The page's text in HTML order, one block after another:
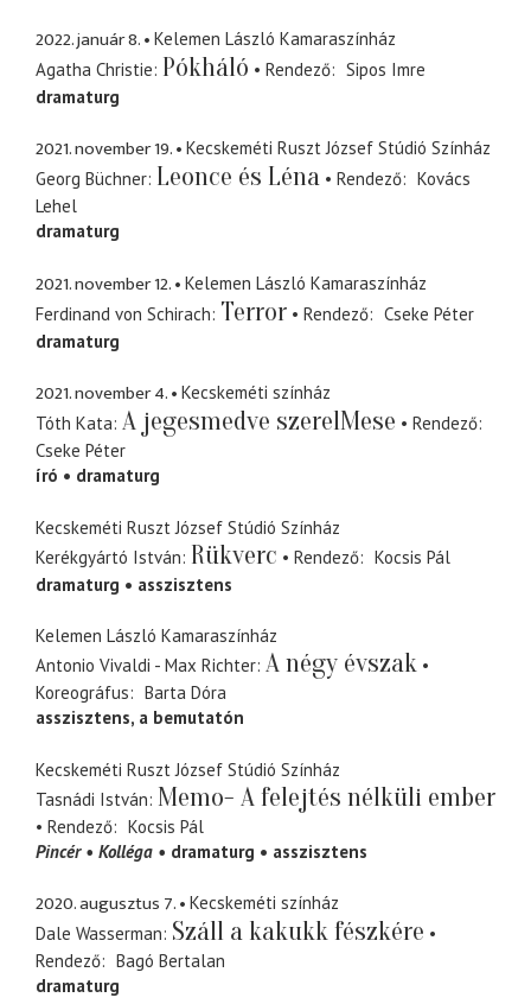
2022. január 8.
Kelemen László Kamaraszínház
Agatha Christie Pókháló Rendező
Sipos Imre
dramaturg
2021. november 19.
Kecskeméti Ruszt József Stúdió Színház
Georg Büchner Leonce és Léna Rendező
Kovács
Lehel
dramaturg
2021. november 12.
Kelemen László Kamaraszínház
Ferdinand von Schirach Terror Rendező
Cseke Péter
dramaturg
2021. november 4.
Kecskeméti színház
Tóth Kata A jegesmedve szerelMese
Rendező
Cseke Péter
író
dramaturg
Kecskeméti Ruszt József Stúdió Színház
Kerékgyártó István Rükverc Rendező
Kocsis Pál
dramaturg
asszisztens
Kelemen László Kamaraszínház
Antonio Vivaldi - Max Richter A négy évszak
Koreográfus
Barta Dóra
asszisztens, a bemutatón
Kecskeméti Ruszt József Stúdió Színház
Tasnádi István Memo- A felejtés nélküli ember
Rendező
Kocsis Pál
Pincér
Kolléga dramaturg asszisztens
2020. augusztus 7.
Kecskeméti színház
Dale Wasserman Száll a kakukk fészkére
Rendező
Bagó Bertalan
dramaturg